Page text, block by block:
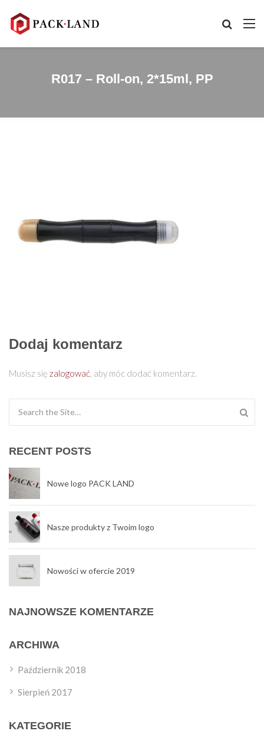
R017 – Roll-on, 2*15ml, PP
Dodaj komentarz
Musisz się zalogować, aby móc dodać komentarz.
RECENT POSTS
Nowe logo PACK LAND
Nasze produkty z Twoim logo
Nowości w ofercie 2019
NAJNOWSZE KOMENTARZE
ARCHIWA
Październik 2018
Sierpień 2017
KATEGORIE